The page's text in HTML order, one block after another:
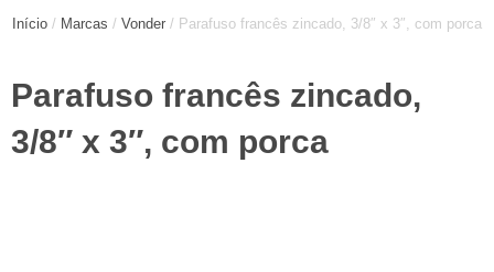
Início / Marcas / Vonder / Parafuso francês zincado, 3/8″ x 3″, com porca
Parafuso francês zincado,
3/8″ x 3″, com porca